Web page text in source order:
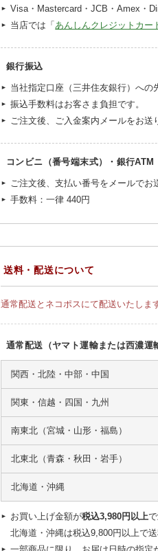
Visa・Mastercard・JCB・Amex・
当店では「あんしんクレジットカー
銀行振込
当社指定口座（三井住友銀行）への
振込手数料はお客さま負担です。
ご注文後、ご入金案内メールをお送
コンビニ（番号端末式）・銀行
ご注文後、支払い番号をメールでお
手数料：一律440円
送料・配送について
通常配送とネコポスにて配送いたしま
通常配送（ヤマト運輸または西濃運
関西・北陸・中部・中国
関東・信越・四国・九州
南東北（宮城・山形・福島）
北東北（青森・秋田・岩手）
北海道・沖縄
お買い上げ金額が税込3,980円以上で
北海道・沖縄は税込9,800円以上で送